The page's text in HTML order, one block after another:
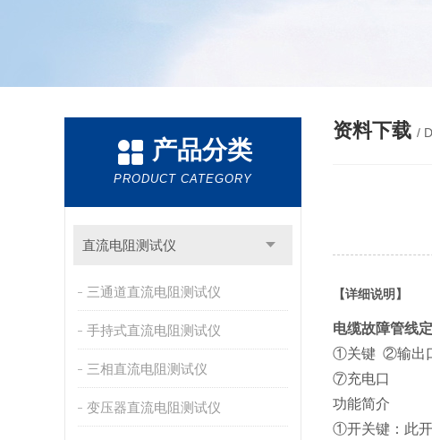
产品分类
PRODUCT CATEGORY
直流电阻测试仪
三通道直流电阻测试仪
手持式直流电阻测试仪
三相直流电阻测试仪
变压器直流电阻测试仪
资料下载 /
【详细说明】
电缆故障管线
①关键 ②输出
⑦充电口
功能简介
①开关键：此开